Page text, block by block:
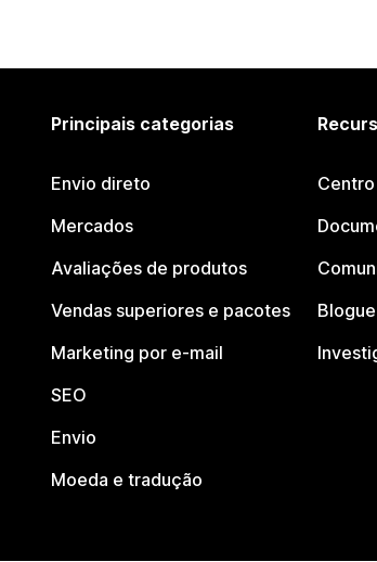
Principais categorias
Envio direto
Mercados
Avaliações de produtos
Vendas superiores e pacotes
Marketing por e-mail
SEO
Envio
Moeda e tradução